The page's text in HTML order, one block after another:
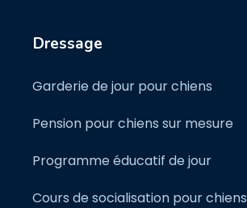
Dressage
Garderie de jour pour chiens
Pension pour chiens sur mesure
Programme éducatif de jour
Cours de socialisation pour chiens